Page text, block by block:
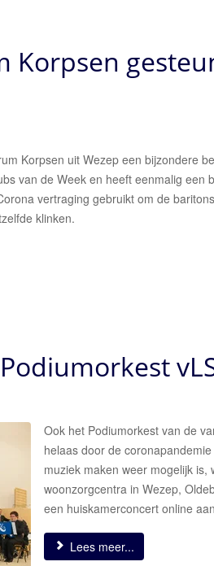
Korpsen
Korpsen uit Wezep een bijzondere
van de Week en heeft eenmalig een
vertraging gebruikt om de
klinken.
Ook het Podiumorkest van de
helaas door de
muziek maken weer mogelijk is,
woonzorgcentra in Wezep,
een huiskamerconcert online
Lees meer...